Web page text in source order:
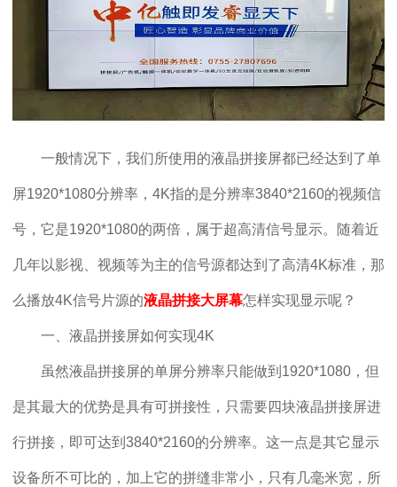
一般情况下，我们所使用的液晶拼接屏都已经达到了单
屏1920*1080分辨率，4K指的是分辨率3840*2160的视频信
号，它是1920*1080的两倍，属于超高清信号显示。随着近
几年以影视、视频等为主的信号源都达到了高清4K标准，那
么播放4K信号片源的液晶拼接大屏幕怎样实现显示呢？
一、液晶拼接屏如何实现4K
虽然液晶拼接屏的单屏分辨率只能做到1920*1080，但
是其最大的优势是具有可拼接性，只需要四块液晶拼接屏进
行拼接，即可达到3840*2160的分辨率。这一点是其它显示
设备所不可比的，加上它的拼缝非常小，只有几毫米宽，所